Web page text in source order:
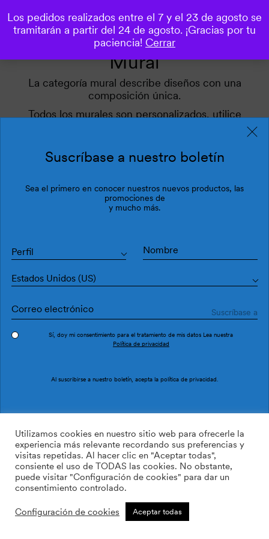
0
Mural
La categoría mural describe diseños con una
composición única.
Todos los murales son personalizados, utilice
Toile Strokes Granate
Suscríbase a nuestro boletín
Sea el primero en conocer nuestros nuevos productos, las
promociones de
y mucho más.
Perfil
Estados Unidos (US)
Sí, doy mi consentimiento para el tratamiento de mis datos Lea nuestra
Política de privacidad
Al suscribirse a nuestro boletín, acepta la política de privacidad
Utilizamos cookies en nuestro sitio web para ofrecerle la
experiencia más relevante recordando sus preferencias y
visitas repetidas. Al hacer clic en "Aceptar todas",
consiente el uso de TODAS las cookies. No obstante,
puede visitar "Configuración de cookies" para dar un
consentimiento controlado.
Configuración de cookies Aceptar todas
Los pedidos realizados entre el 7 y el 23 de agosto se
tramitarán a partir del 24 de agosto. ¡Gracias por tu
paciencia! Cerrar